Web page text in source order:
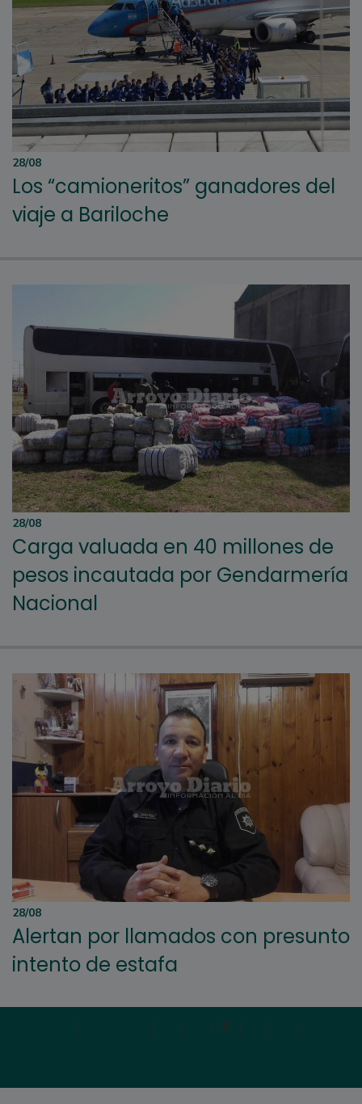
28/08
Los “camioneritos” ganadores del
viaje a Bariloche
28/08
Carga valuada en 40 millones de
pesos incautada por Gendarmería
Nacional
28/08
Alertan por llamados con presunto
intento de estafa
| | | | 5 | | |